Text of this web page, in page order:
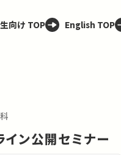
向け TOP English TOP
ン公開セミナー